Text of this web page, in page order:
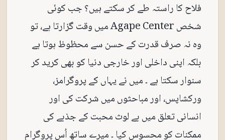
فلاح کا راستہ طے کر سکتے ہیں؟ جب کوئی
شخص Agape Center میں وقت گزارتا ہے، تو
وہ نہ صرف قدرت کے حسن سے محظوظ ہوتا ہے
بلکہ اپنی داخلی اور خارجی دنیا کو بھی کرید کر
سنوار سکتا ہے ۔ میں نے یہاں کے پروگرامز،
ورکشاپس، اور مباحثوں میں شرکت کی اور
انسانی تعلق میں بے لوث محبت کے جذبے کی
ممکنات کو محسوس کیا ۔ میرے ساتھ اُس پروگرام